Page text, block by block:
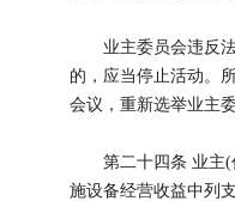
业主委员会违反法
的，应当停止活动。
会议，重新选举业主委
第二十四条 业主(代
施设备经营收益中列